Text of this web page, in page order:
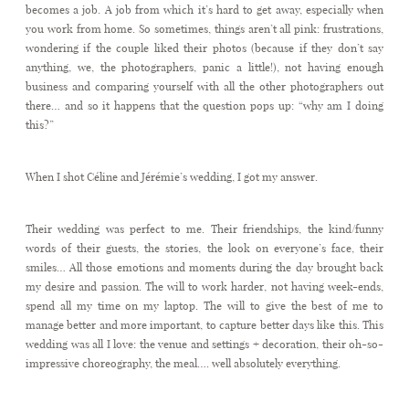
becomes a job. A job from which it’s hard to get away, especially when
you work from home. So sometimes, things aren’t all pink: frustrations,
wondering if the couple liked their photos (because if they don’t say
anything, we, the photographers, panic a little!), not having enough
business and comparing yourself with all the other photographers out
there… and so it happens that the question pops up: “why am I doing
this?”
When I shot Céline and Jérémie’s wedding, I got my answer.
Their wedding was perfect to me. Their friendships, the kind/funny
words of their guests, the stories, the look on everyone’s face, their
smiles… All those emotions and moments during the day brought back
my desire and passion. The will to work harder, not having week-ends,
spend all my time on my laptop. The will to give the best of me to
manage better and more important, to capture better days like this. This
wedding was all I love: the venue and settings + decoration, their oh-so-
impressive choreography, the meal…. well absolutely everything.